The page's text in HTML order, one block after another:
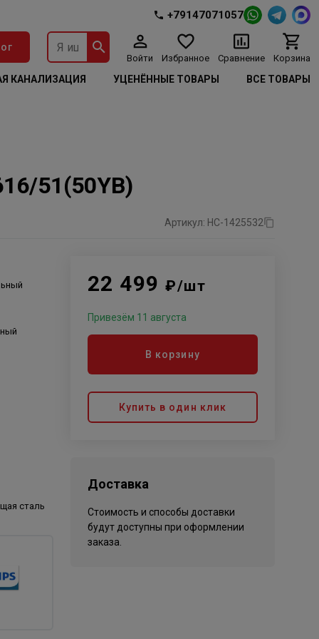
+79147071057
Войти Избранное Сравнение Корзина
КАНАЛИЗАЦИЯ УЦЕНЁННЫЕ ТОВАРЫ ВСЕ ТОВАРЫ
51(50YB)
Артикул: НС-1425532
сталь
22 499₽/шт
Привезём 11 августа
В корзину
Купить в один клик
Доставка
Стоимость и способы доставки
будут доступны при оформлении
заказа.